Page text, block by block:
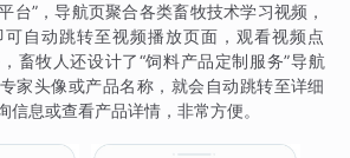
台”，导航页聚合各类畜牧技术学习视频，
自动跳转至视频播放页面，观看视频点
畜牧人还设计了“饲料产品定制服务”导航
家头像或产品名称，就会自动跳转至详细
信息或查看产品详情，非常方便。